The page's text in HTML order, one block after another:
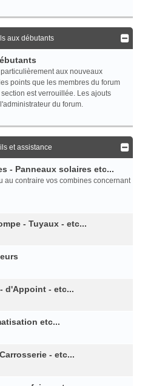
aux débutants
aux nouveaux
points que les membres du forum
est verrouillée. Les ajouts
du forum.
et assistance
- Panneaux solaires etc...
au contraire vos combines concernant
- Tuyaux - etc...
d'Appoint - etc...
etc...
- etc...